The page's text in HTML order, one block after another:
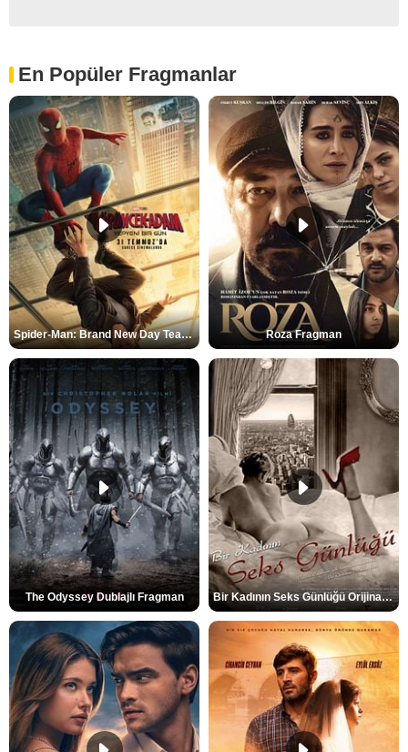
En Popüler Fragmanlar
Spider-Man: Brand New Day Teaser Roza Fragman
The Odyssey Dublajlı Fragman Bir Kadının Seks Günlüğü Orijinal Fragman